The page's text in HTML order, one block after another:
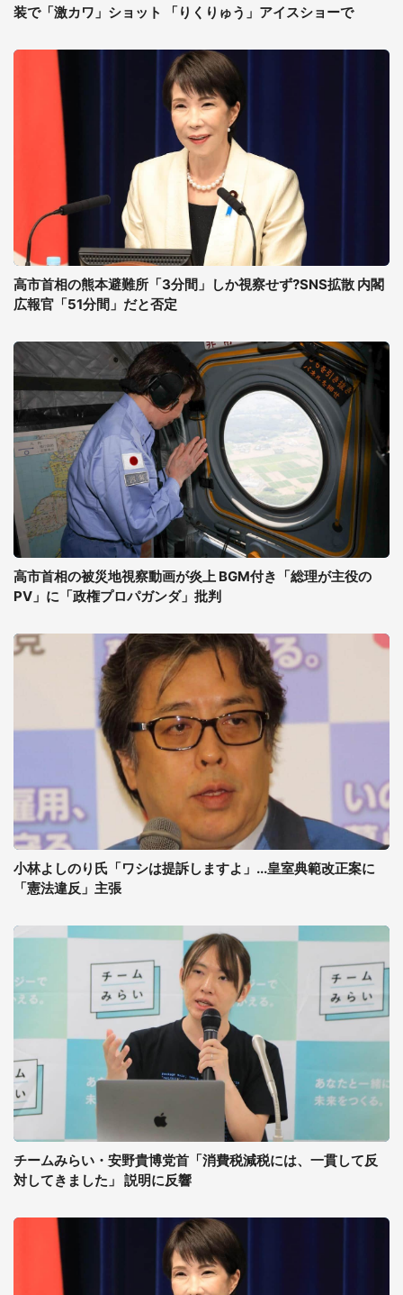
装で「激カワ」ショット 「りくりゅう」アイスショーで
高市首相の熊本避難所「3分間」しか視察せず?SNS拡散 内閣
広報官「51分間」だと否定
高市首相の被災地視察動画が炎上 BGM付き「総理が主役の
PV」に「政権プロパガンダ」批判
小林よしのり氏「ワシは提訴しますよ」...皇室典範改正案に
「憲法違反」主張
チームみらい・安野貴博党首「消費税減税には、一貫して反
対してきました」 説明に反響